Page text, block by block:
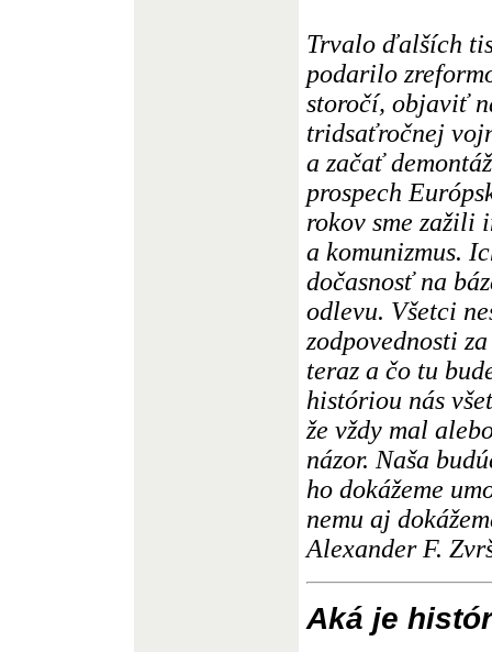
Trvalo ďalších
podarilo
storočí, objaviť
tridsaťročnej
a začať
prospech
rokov sme zažili
a komunizmus.
dočasnosť na
odlevu. Všetci
zodpovednosti
teraz a čo tu
históriou nás
že vždy mal
názor. Naša
ho dokážeme
nemu aj
Alexander F.
Aká je